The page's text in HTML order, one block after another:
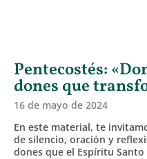
Pentecostés:
dones que
16 de mayo de 2024
En este material, te
de silencio, oración y
dones que el Espíritu